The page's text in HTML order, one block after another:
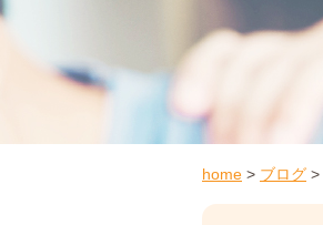
home > ブログ >